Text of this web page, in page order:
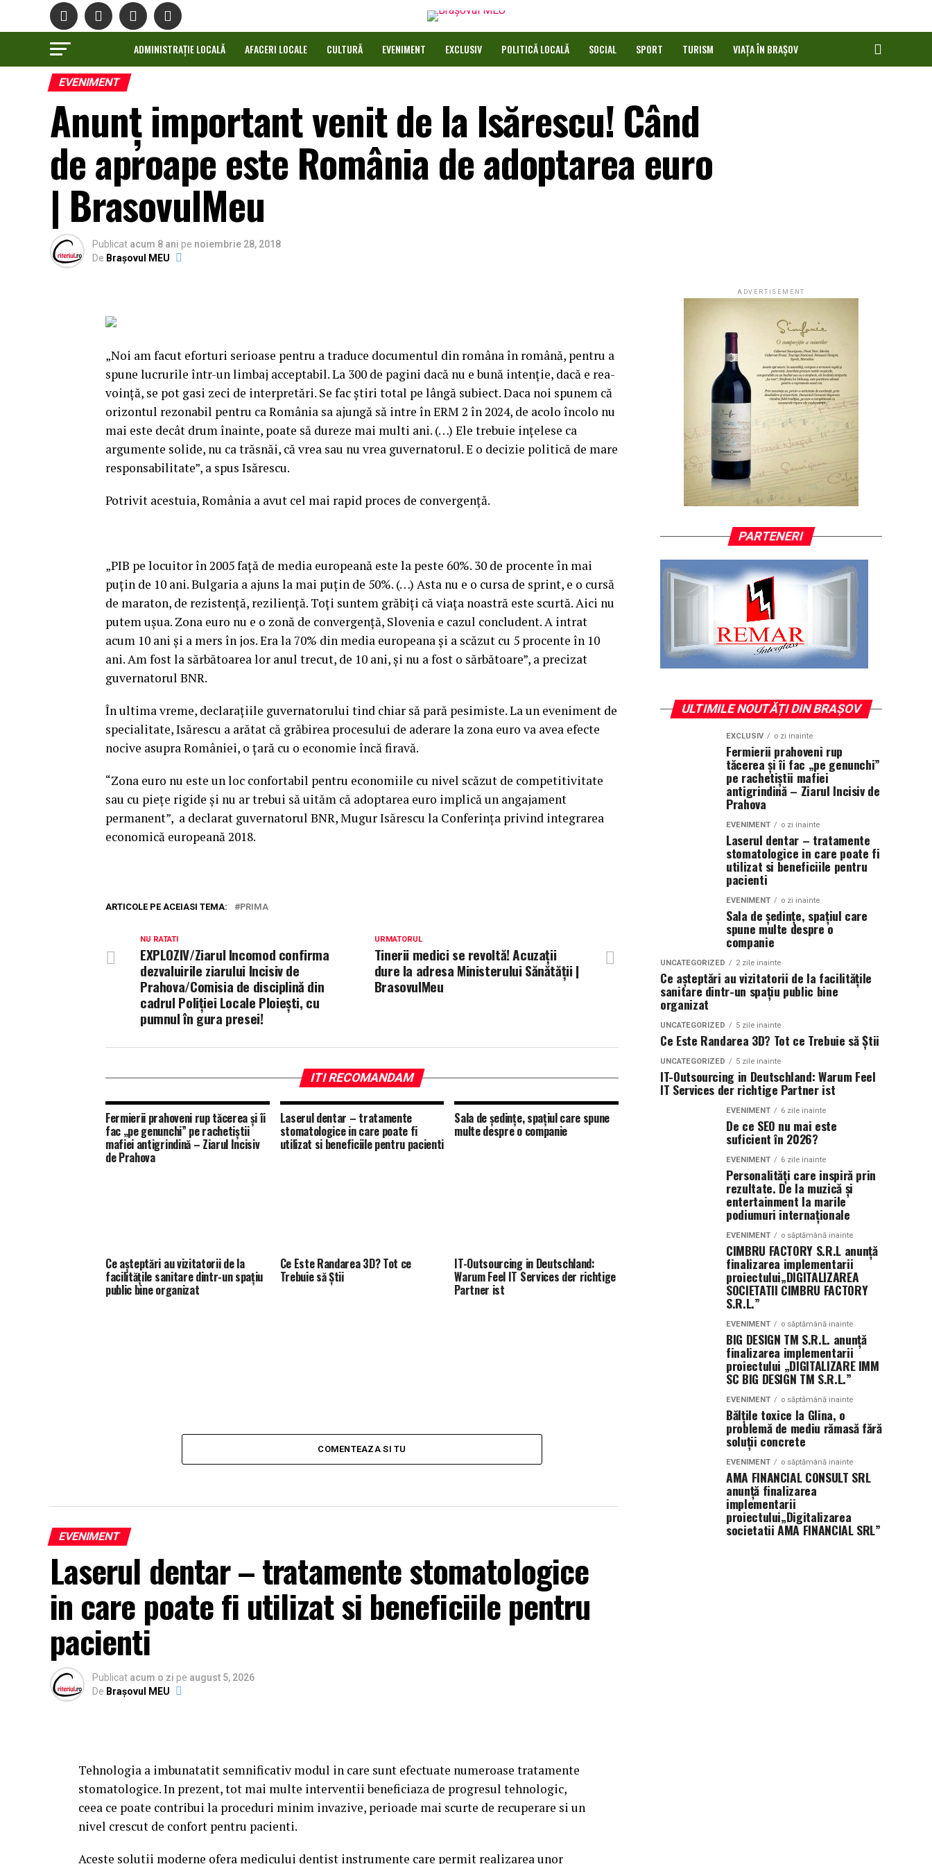
ADMINISTRAȚIE LOCALĂ AFACERI LOCALE CULTURĂ EVENIMENT EXCLUSIV POLITICĂ LOCALĂ SOCIAL SPORT TURISM VIAȚA ÎN BRAȘOV
EVENIMENT
Anunț important venit de la Isărescu! Când
de aproape este România de adoptarea euro
| BrasovulMeu
Publicat acum 8 ani pe noiembrie 28, 2018
De Brașovul MEU
„Noi am facut eforturi serioase pentru a traduce documentul din româna în română, pentru a
spune lucrurile într-un limbaj acceptabil. La 300 de pagini dacă nu e bună intenţie, dacă e rea-
voinţă, se pot gasi zeci de interpretări. Se fac ştiri total pe lângă subiect. Daca noi spunem că
orizontul rezonabil pentru ca România sa ajungă să intre în ERM 2 în 2024, de acolo încolo nu
mai este decât drum înainte, poate să dureze mai multi ani. (…) Ele trebuie inţelese ca
argumente solide, nu ca trăsnăi, că vrea sau nu vrea guvernatorul. E o decizie politică de mare
responsabilitate”, a spus Isărescu.
Potrivit acestuia, România a avut cel mai rapid proces de convergenţă.
„PIB pe locuitor în 2005 faţă de media europeană este la peste 60%. 30 de procente în mai
puţin de 10 ani. Bulgaria a ajuns la mai puţin de 50%. (…) Asta nu e o cursa de sprint, e o cursă
de maraton, de rezistenţă, rezilienţă. Toţi suntem grăbiţi că viaţa noastră este scurtă. Aici nu
putem uşua. Zona euro nu e o zonă de convergenţă, Slovenia e cazul concludent. A intrat
acum 10 ani şi a mers în jos. Era la 70% din media europeana şi a scăzut cu 5 procente în 10
ani. Am fost la sărbătoarea lor anul trecut, de 10 ani, şi nu a fost o sărbătoare”, a precizat
guvernatorul BNR.
În ultima vreme, declaraţiile guvernatorului tind chiar să pară pesimiste. La un eveniment de
specialitate, Isărescu a arătat că grăbirea procesului de aderare la zona euro va avea efecte
nocive asupra României, o ţară cu o economie încă firavă.
“Zona euro nu este un loc confortabil pentru economiile cu nivel scăzut de competitivitate
sau cu pieţe rigide şi nu ar trebui să uităm că adoptarea euro implică un angajament
permanent”, a declarat guvernatorul BNR, Mugur Isărescu la Conferinţa privind integrarea
economică europeană 2018.
ARTICOLE PE ACEIASI TEMA: PRIMA
URMATORUL
Tinerii medici se revoltă! Acuzații
dure la adresa Ministerului Sănătății |
BrasovulMeu
NU RATATI
EXPLOZIV/Ziarul Incomod confirma
dezvaluirile ziarului Incisiv de
Prahova/Comisia de disciplină din
cadrul Poliției Locale Ploiești, cu
pumnul în gura presei!
ITI RECOMANDAM
Fermierii prahoveni rup tăcerea și îi
fac „pe genunchi” pe rachetiștii
mafiei antigrindină – Ziarul Incisiv
de Prahova
Laserul dentar – tratamente
stomatologice in care poate fi
utilizat si beneficiile pentru pacienti
Sala de ședințe, spațiul care spune
multe despre o companie
Ce așteptări au vizitatorii de la
facilitățile sanitare dintr-un spațiu
public bine organizat
Ce Este Randarea 3D? Tot ce
Trebuie să Știi
IT-Outsourcing in Deutschland:
Warum Feel IT Services der richtige
Partner ist
COMENTEAZA SI TU
EVENIMENT
Laserul dentar – tratamente stomatologice
in care poate fi utilizat si beneficiile pentru
pacienti
Publicat acum o zi pe august 5, 2026
De Brașovul MEU
Tehnologia a imbunatatit semnificativ modul in care sunt efectuate numeroase tratamente
stomatologice. In prezent, tot mai multe interventii beneficiaza de progresul tehnologic,
ceea ce poate contribui la proceduri minim invazive, perioade mai scurte de recuperare si un
nivel crescut de confort pentru pacienti.
Aceste solutii moderne ofera medicului dentist instrumente care permit realizarea unor
ADVERTISEMENT
PARTENERI
ULTIMILE NOUTĂȚI DIN BRAȘOV
EXCLUSIV o zi inainte
Fermierii prahoveni rup
tăcerea și îi fac „pe genunchi”
pe rachetiștii mafiei
antigrindină – Ziarul Incisiv de
Prahova
EVENIMENT o zi inainte
Laserul dentar – tratamente
stomatologice in care poate fi
utilizat si beneficiile pentru
pacienti
EVENIMENT o zi inainte
Sala de ședințe, spațiul care
spune multe despre o
companie
UNCATEGORIZED 2 zile inainte
Ce așteptări au vizitatorii de la facilitățile
sanitare dintr-un spațiu public bine
organizat
UNCATEGORIZED 5 zile inainte
Ce Este Randarea 3D? Tot ce Trebuie să Știi
UNCATEGORIZED 5 zile inainte
IT-Outsourcing in Deutschland: Warum Feel
IT Services der richtige Partner ist
EVENIMENT 6 zile inainte
De ce SEO nu mai este
suficient în 2026?
EVENIMENT 6 zile inainte
Personalități care inspiră prin
rezultate. De la muzică și
entertainment la marile
podiumuri internaționale
EVENIMENT o săptămână inainte
CIMBRU FACTORY S.R.L anunţă
finalizarea implementarii
proiectului„DIGITALIZAREA
SOCIETATII CIMBRU FACTORY
S.R.L.”
EVENIMENT o săptămână inainte
BIG DESIGN TM S.R.L. anunţă
finalizarea implementarii
proiectului „DIGITALIZARE IMM
SC BIG DESIGN TM S.R.L.”
EVENIMENT o săptămână inainte
Bălțile toxice la Glina, o
problemă de mediu rămasă fără
soluții concrete
EVENIMENT o săptămână inainte
AMA FINANCIAL CONSULT SRL
anunţă finalizarea
implementarii
proiectului„Digitalizarea
societatii AMA FINANCIAL SRL”